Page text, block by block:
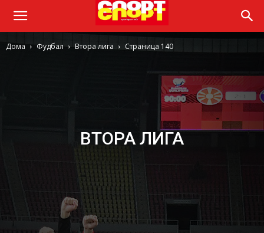
Дома Фудбал Втора лига Страница 140
ВТОРА ЛИГА